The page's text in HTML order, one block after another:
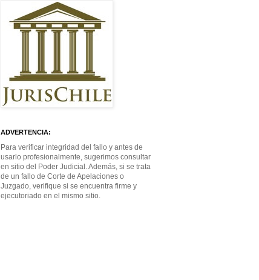
ADVERTENCIA:
Para verificar integridad del fallo y antes de
usarlo profesionalmente, sugerimos consultar
en sitio del Poder Judicial. Además, si se trata
de un fallo de Corte de Apelaciones o
Juzgado, verifique si se encuentra firme y
ejecutoriado en el mismo sitio.